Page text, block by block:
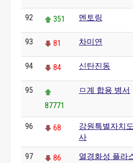
92 351 멘토링
93 81 차미연
94 84 신탄진동
95
87771
ㅁ계 합용 병서
96 68
강원특별자치
사
97 86 열경화성 플라